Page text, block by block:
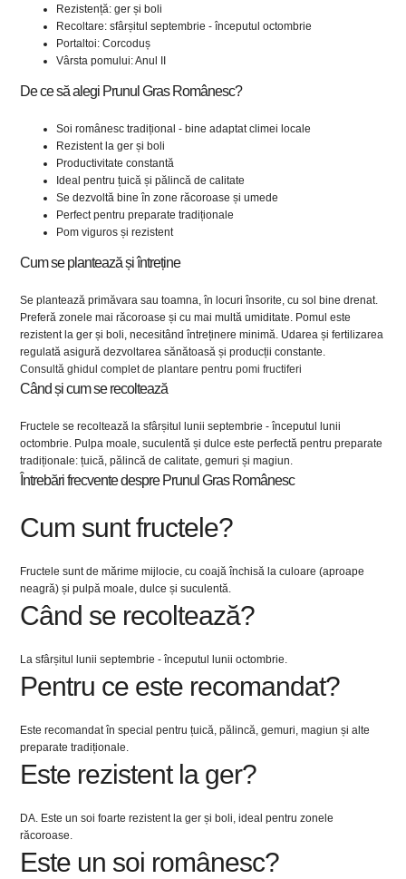
Rezistență: ger și boli
Recoltare: sfârșitul septembrie - începutul octombrie
Portaltoi: Corcoduș
Vârsta pomului: Anul II
De ce să alegi Prunul Gras Românesc?
Soi românesc tradițional - bine adaptat climei locale
Rezistent la ger și boli
Productivitate constantă
Ideal pentru țuică și pălincă de calitate
Se dezvoltă bine în zone răcoroase și umede
Perfect pentru preparate tradiționale
Pom viguros și rezistent
Cum se plantează și întreține
Se plantează primăvara sau toamna, în locuri însorite, cu sol bine drenat.
Preferă zonele mai răcoroase și cu mai multă umiditate. Pomul este
rezistent la ger și boli, necesitând întreținere minimă. Udarea și fertilizarea
regulată asigură dezvoltarea sănătoasă și producții constante.
Consultă ghidul complet de plantare pentru pomi fructiferi
Când și cum se recoltează
Fructele se recoltează la sfârșitul lunii septembrie - începutul lunii
octombrie. Pulpa moale, suculentă și dulce este perfectă pentru preparate
tradiționale: țuică, pălincă de calitate, gemuri și magiun.
Întrebări frecvente despre Prunul Gras Românesc
Cum sunt fructele?
Fructele sunt de mărime mijlocie, cu coajă închisă la culoare (aproape
neagră) și pulpă moale, dulce și suculentă.
Când se recoltează?
La sfârșitul lunii septembrie - începutul lunii octombrie.
Pentru ce este recomandat?
Este recomandat în special pentru țuică, pălincă, gemuri, magiun și alte
preparate tradiționale.
Este rezistent la ger?
DA. Este un soi foarte rezistent la ger și boli, ideal pentru zonele
răcoroase.
Este un soi românesc?